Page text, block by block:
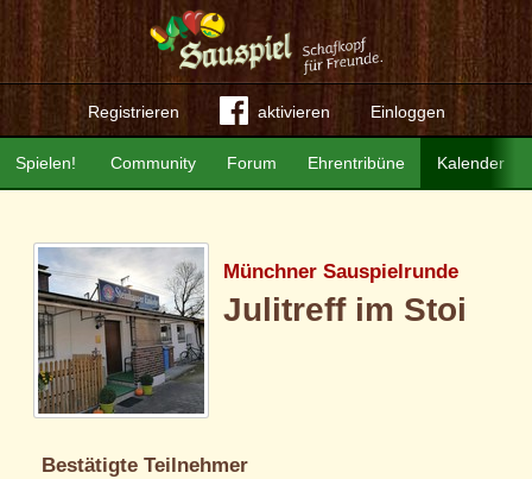
Registrieren aktivieren Einloggen
Community Forum Ehrentribüne Kalender
Spielen!
Münchner Sauspielrunde
Julitreff im Stoi
Bestätigte Teilnehmer